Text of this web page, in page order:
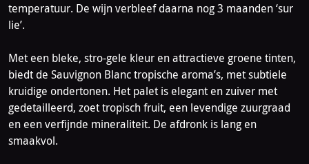
temperatuur. De wijn verbleef daarna nog 3 maanden ‘sur
lie’.
Met een bleke, stro-gele kleur en attractieve groene tinten,
biedt de Sauvignon Blanc tropische aroma’s, met subtiele
kruidige ondertonen. Het palet is elegant en zuiver met
gedetailleerd, zoet tropisch fruit, een levendige zuurgraad
en een verfijnde mineraliteit. De afdronk is lang en
smaakvol.